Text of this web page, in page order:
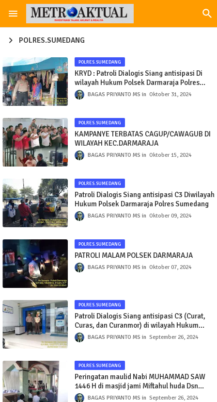
POLRES.SUMEDANG
POLRES.SUMEDANG
KRYD : Patroli Dialogis Siang antisipasi Di
wilayah Hukum Polsek Darmaraja Polres
Sumedang
BAGAS PRIYANTO MS Oktober 31, 2024
POLRES.SUMEDANG
KAMPANYE TERBATAS CAGUP/CAWAGUB DI
WILAYAH KEC.DARMARAJA
BAGAS PRIYANTO MS Oktober 15, 2024
POLRES.SUMEDANG
Patroli Dialogis Siang antisipasi C3 Diwilayah
Hukum Polsek Darmaraja Polres Sumedang
BAGAS PRIYANTO MS Oktober 09, 2024
POLRES.SUMEDANG
PATROLI MALAM POLSEK DARMARAJA
BAGAS PRIYANTO MS Oktober 07, 2024
POLRES.SUMEDANG
Patroli Dialogis Siang antisipasi C3 (Curat,
Curas, dan Curanmor) di wilayah Hukum
Polsek Darmaraja Polres Sumedang
BAGAS PRIYANTO MS September 26, 2024
POLRES.SUMEDANG
Peringatan maulid Nabi MUHAMMAD SAW
1446 H di masjid jami Miftahul huda Dsn
Cipaok Desa Tarunajaya
BAGAS PRIYANTO MS September 26, 2024